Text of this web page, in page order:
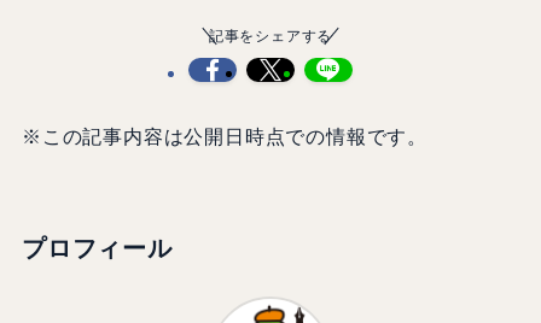
記事をシェアする
※この記事内容は公開日時点での情報です。
プロフィール